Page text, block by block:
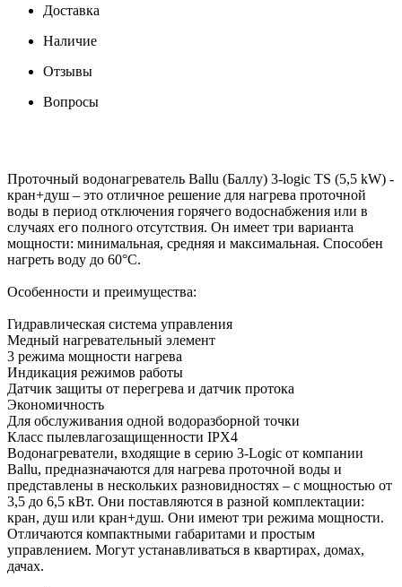
Доставка
Наличие
Отзывы
Вопросы
Проточный водонагреватель Ballu (Баллу) 3-logic TS (5,5 kW) -
кран+душ – это отличное решение для нагрева проточной
воды в период отключения горячего водоснабжения или в
случаях его полного отсутствия. Он имеет три варианта
мощности: минимальная, средняя и максимальная. Способен
нагреть воду до 60°С.
Особенности и преимущества:
Гидравлическая система управления
Медный нагревательный элемент
3 режима мощности нагрева
Индикация режимов работы
Датчик защиты от перегрева и датчик протока
Экономичность
Для обслуживания одной водоразборной точки
Класс пылевлагозащищенности IPX4
Водонагреватели, входящие в серию 3-Logic от компании
Ballu, предназначаются для нагрева проточной воды и
представлены в нескольких разновидностях – с мощностью от
3,5 до 6,5 кВт. Они поставляются в разной комплектации:
кран, душ или кран+душ. Они имеют три режима мощности.
Отличаются компактными габаритами и простым
управлением. Могут устанавливаться в квартирах, домах,
дачах.